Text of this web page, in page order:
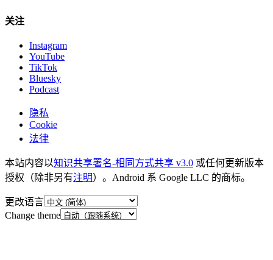
关注
Instagram
YouTube
TikTok
Bluesky
Podcast
隐私
Cookie
法律
本站内容以知识共享署名-相同方式共享 v3.0 或任何更新版本
授权（除非另有注明）。Android 系 Google LLC 的商标。
更改语言
Change theme